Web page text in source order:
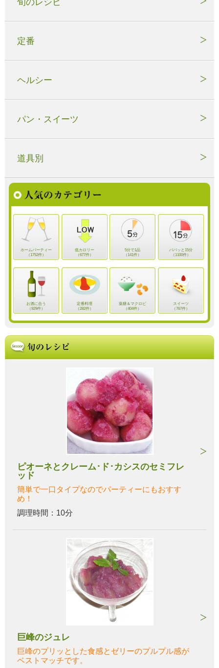
旬のレシピ
定番
ヘルシー
パン・スイーツ
道具別
ホームパーティー
（1752件）
低カロリー
（677件）
5分で1品
（141件）
パパッと15分
（1100件）
お酒に合う
（929件）
定番料理
（282件）
薬膳＆マクロビ
（404件）
スイーツ
（767件）
ピオーネとクレーム･ド･カシスのセミフレ
ッド
簡単で一口タイプなのでパーティーにもおすす
め！
調理時間：10分
巨峰のジュレ
巨峰のプリッとした食感とゼリーのプルプル感が
ベストマッチです。